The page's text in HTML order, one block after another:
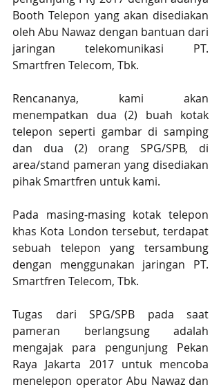
Booth Telepon yang akan disediakan
oleh Abu Nawaz dengan bantuan dari
jaringan telekomunikasi PT.
Smartfren Telecom, Tbk.
Rencananya, kami akan
menempatkan dua (2) buah kotak
telepon seperti gambar di samping
dan dua (2) orang SPG/SPB, di
area/stand pameran yang disediakan
pihak Smartfren untuk kami.
Pada masing-masing kotak telepon
khas Kota London tersebut, terdapat
sebuah telepon yang tersambung
dengan menggunakan jaringan PT.
Smartfren Telecom, Tbk.
Tugas dari SPG/SPB pada saat
pameran berlangsung adalah
mengajak para pengunjung Pekan
Raya Jakarta 2017 untuk mencoba
menelepon operator Abu Nawaz dan